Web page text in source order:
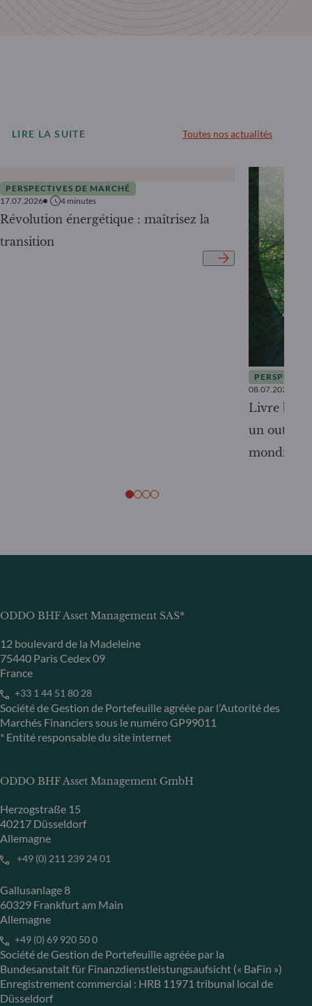
LIRE LA SUITE Toutes nos actualités
PERSPECTIVES DE MARCHÉ
17.07.2026
4 minutes
Révolution énergétique : maîtrisez la
transition
08.07.2026
Livre
un outil
mondiale
ODDO BHF Asset Management SAS*
12 boulevard de la Madeleine
75440 Paris Cedex 09
France
+33 1 44 51 80 28
Société de Gestion de Portefeuille agréée par l’Autorité des
Marchés Financiers sous le numéro GP99011
* Entité responsable du site internet
ODDO BHF Asset Management GmbH
Herzogstraße 15
40217 Düsseldorf
Allemagne
+49 (0) 211 239 24 01
Gallusanlage 8
60329 Frankfurt am Main
Allemagne
+49 (0) 69 920 50 0
Société de Gestion de Portefeuille agréée par la
Bundesanstalt für Finanzdienstleistungsaufsicht (« BaFin »)
Enregistrement commercial : HRB 11971 tribunal local de
Düsseldorf